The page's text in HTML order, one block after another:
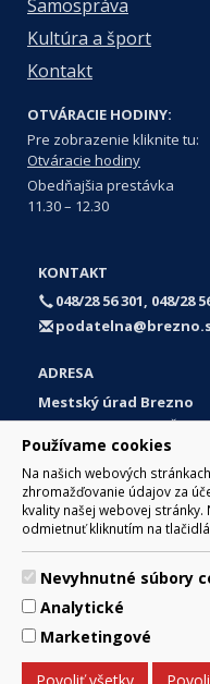
Používame cookies
Na našich webových
zhromažďovanie údajov za
kvality našej webovej
odmietnuť kliknutím na
Nevyhnutné súbory
Analytické
Marketingové
Samospráva
Kultúra a šport
Kontakt
OTVÁRACIE HODINY:
Pre zobrazenie kliknite tu:
Otváracie hodiny
Obedňajšia prestávka
11.30 – 12.30
KONTAKT
048/28 56 301, 048/28
ADRESA
Mestský úrad Brezno
Námestie gen. M. R.
977 01 Brezno
Slovakia (Slovak Republic)
© 2017 Mesto Brezno,
977 01 Tel.: 048/
Za obsah zodpovedá
Arrabella, s.r.o. , Pod